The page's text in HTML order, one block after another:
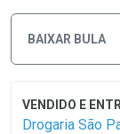
BAIXAR BULA
Drogaria São